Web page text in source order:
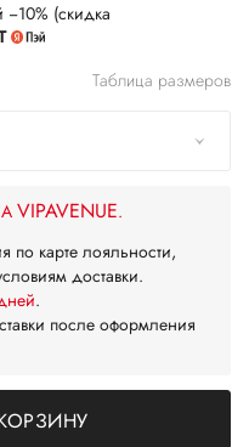
−10% (скидка
Таблица размеров
VIPAVENUE.
по карте лояльности,
доставки.
.
после оформления